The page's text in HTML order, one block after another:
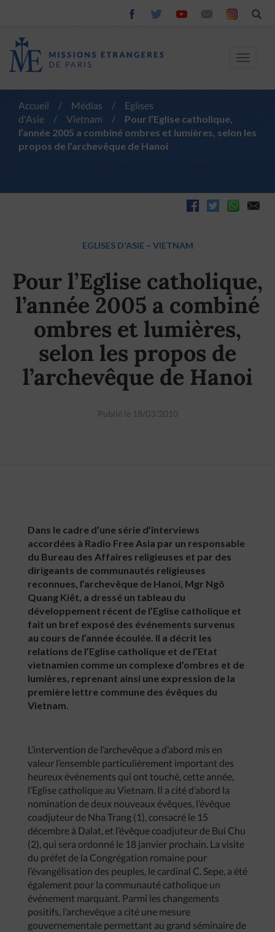
Toggle
Accueil / Médias /
Eglises
d'Asie
/ Vietnam /
Pour l’Eglise catholique,
l’année 2005 a combiné ombres et lumières, selon les
propos de l’archevêque de Hanoi
EGLISES D'ASIE – VIETNAM
Pour l’Eglise catholique,
l’année 2005 a combiné
ombres et lumières,
selon les propos de
l’archevêque de Hanoi
Publié le 18/03/2010
Dans le cadre d’une série d’interviews
accordées à Radio Free Asia par un responsable
du Bureau des Affaires religieuses et par des
dirigeants de communautés religieuses
reconnues, l’archevêque de Hanoi, Mgr Ngô
Quang Kiêt, a dressé un tableau du
développement récent de l’Eglise catholique et
fait un bref exposé des événements survenus
au cours de l’année écoulée. Il a décrit les
relations de l’Eglise catholique et de l’Etat
vietnamien comme un complexe d’ombres et de
lumières, reprenant ainsi une expression de la
première lettre commune des évêques du
Vietnam.
L’intervention de l’archevêque a d’abord mis en
valeur l’ensemble particulièrement important des
heureux événements qui ont touché, cette année,
l’Eglise catholique au Vietnam. Il a cité d’abord la
nomination de deux nouveaux évêques, l’évêque
coadjuteur de Nha Trang (1), consacré le 15
décembre à Dalat, et l’évêque coadjuteur de Bui Chu
(2), qui sera ordonné le 18 janvier prochain. La visite
du préfet de la Congrégation romaine pour
l’évangélisation des peuples, le cardinal C. Sepe, a été
également pour la communauté catholique un
événement marquant. Parmi les changements
positifs, l’archevêque a cité une mesure
gouvernementale permettant au grand séminaire de